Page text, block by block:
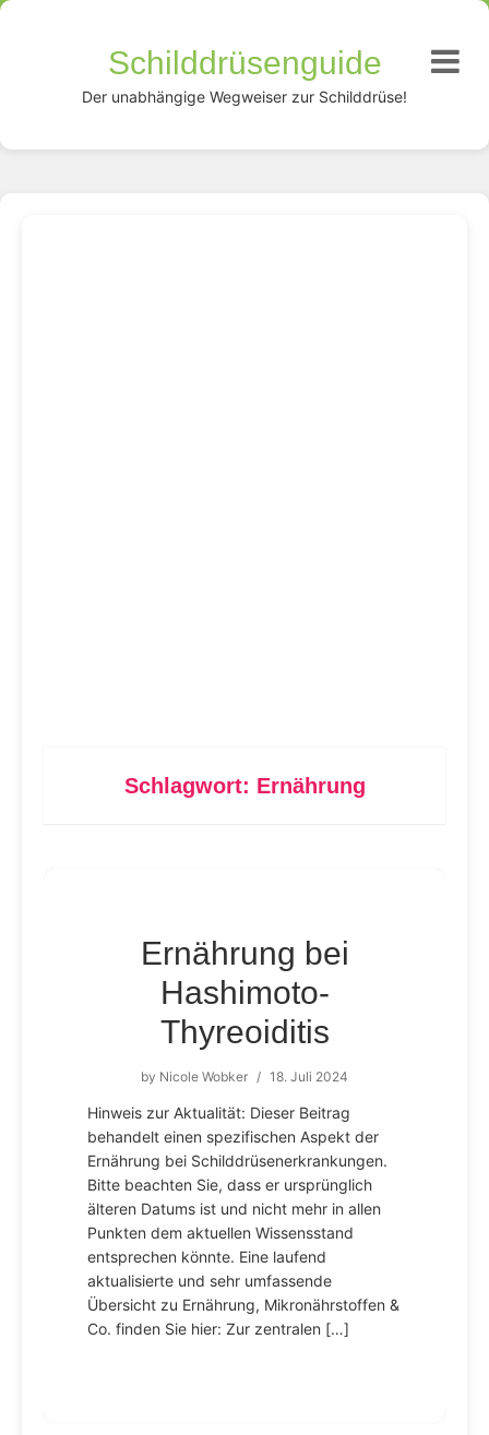
Schilddrüsenguide
Der unabhängige Wegweiser zur Schilddrüse!
Schlagwort: Ernährung
Ernährung bei
Hashimoto-
Thyreoiditis
by Nicole Wobker / 18. Juli 2024
Hinweis zur Aktualität: Dieser Beitrag
behandelt einen spezifischen Aspekt der
Ernährung bei Schilddrüsenerkrankungen.
Bitte beachten Sie, dass er ursprünglich
älteren Datums ist und nicht mehr in allen
Punkten dem aktuellen Wissensstand
entsprechen könnte. Eine laufend
aktualisierte und sehr umfassende
Übersicht zu Ernährung, Mikronährstoffen &
Co. finden Sie hier: Zur zentralen […]